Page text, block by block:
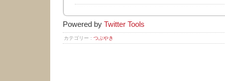
Powered by Twitter Tools
カテゴリー : つぶやき